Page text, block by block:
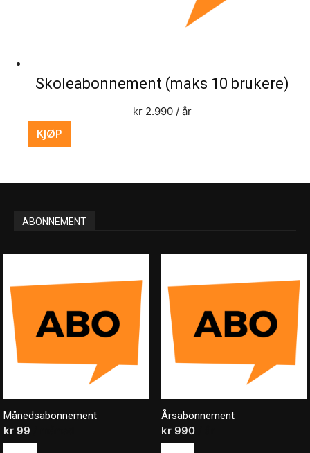
Skoleabonnement (maks 10 brukere)
kr 2.990 / år
KJØP
ABONNEMENT
Månedsabonnement
kr 99
Årsabonnement
kr990